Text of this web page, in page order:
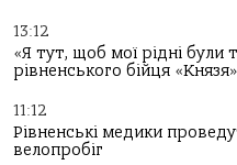
13:12
«Я тут, щоб мої рідні були
рівненського бійця «Князя»
11:12
Рівненські медики
велопробіг